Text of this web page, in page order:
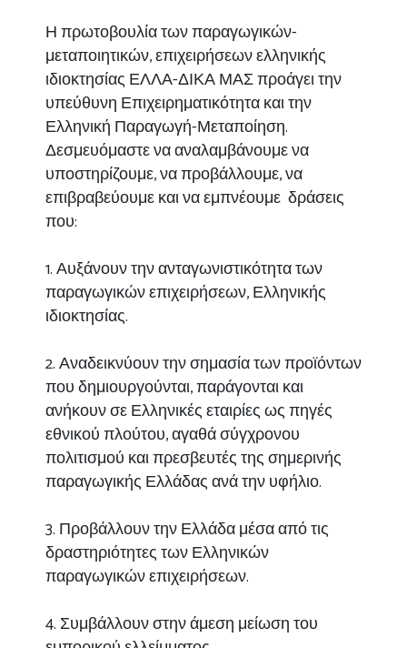
Η πρωτοβουλία των παραγωγικών-
μεταποιητικών, επιχειρήσεων ελληνικής
ιδιοκτησίας ΕΛΛΑ-ΔΙΚΑ ΜΑΣ προάγει την
υπεύθυνη Επιχειρηματικότητα και την
Ελληνική Παραγωγή-Μεταποίηση.
Δεσμευόμαστε να αναλαμβάνουμε να
υποστηρίζουμε, να προβάλλουμε, να
επιβραβεύουμε και να εμπνέουμε δράσεις
που:
1. Αυξάνουν την ανταγωνιστικότητα των
παραγωγικών επιχειρήσεων, Ελληνικής
ιδιοκτησίας.
2. Αναδεικνύουν την σημασία των προϊόντων
που δημιουργούνται, παράγονται και
ανήκουν σε Ελληνικές εταιρίες ως πηγές
εθνικού πλούτου, αγαθά σύγχρονου
πολιτισμού και πρεσβευτές της σημερινής
παραγωγικής Ελλάδας ανά την υφήλιο.
3. Προβάλλουν την Ελλάδα μέσα από τις
δραστηριότητες των Ελληνικών
παραγωγικών επιχειρήσεων.
4. Συμβάλλουν στην άμεση μείωση του